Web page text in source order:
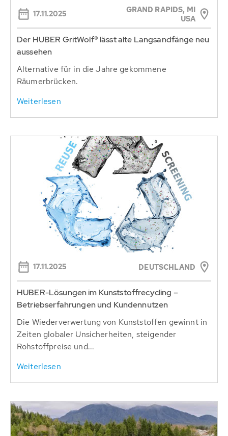
17.11.2025
GRAND RAPIDS, MI
USA
Der HUBER GritWolf® lässt alte Langsandfänge neu
aussehen
Alternative für in die Jahre gekommene
Räumerbrücken.
Weiterlesen
17.11.2025 DEUTSCHLAND
HUBER-Lösungen im Kunststoffrecycling –
Betriebserfahrungen und Kundennutzen
Die Wiederverwertung von Kunststoffen gewinnt in
Zeiten globaler Unsicherheiten, steigender
Rohstoffpreise und...
Weiterlesen